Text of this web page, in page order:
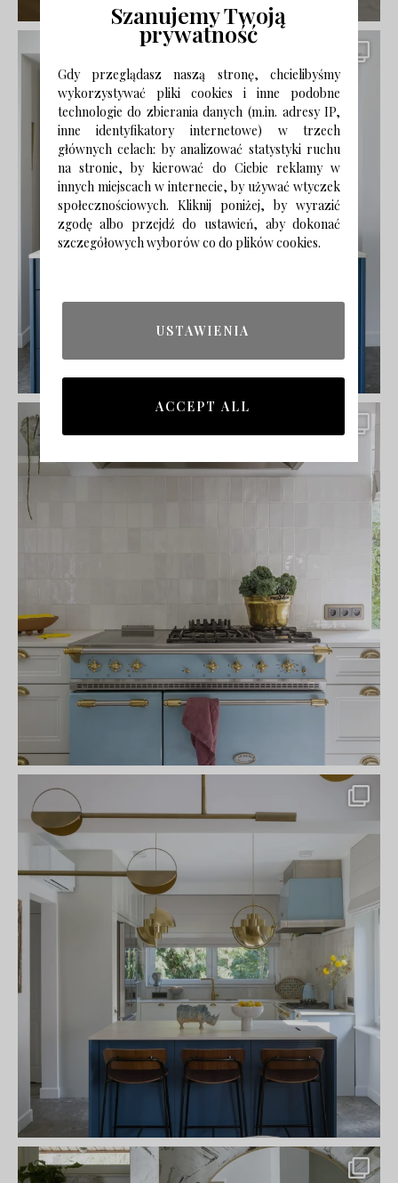
Szanujemy Twoją
prywatność
Gdy przeglądasz naszą stronę, chcielibyśmy
wykorzystywać pliki cookies i inne podobne
technologie do zbierania danych (m.in. adresy IP,
inne identyfikatory internetowe) w trzech
głównych celach: by analizować statystyki ruchu
na stronie, by kierować do Ciebie reklamy w
innych miejscach w internecie, by używać wtyczek
społecznościowych. Kliknij poniżej, by wyrazić
zgodę albo przejdź do ustawień, aby dokonać
szczegółowych wyborów co do plików cookies.
USTAWIENIA
ACCEPT ALL